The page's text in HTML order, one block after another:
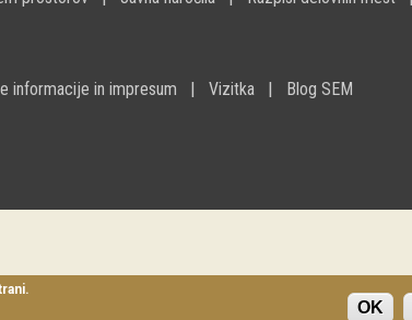
informacije in impresum Vizitka Blog SEM
OK